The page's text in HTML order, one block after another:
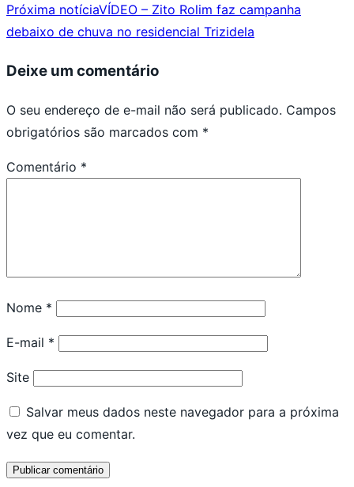
Próxima notíciaVÍDEO – Zito Rolim faz campanha
debaixo de chuva no residencial Trizidela
Deixe um comentário
O seu endereço de e-mail não será publicado. Campos
obrigatórios são marcados com *
Comentário *
Nome *
E-mail *
Site
Salvar meus dados neste navegador para a próxima
vez que eu comentar.